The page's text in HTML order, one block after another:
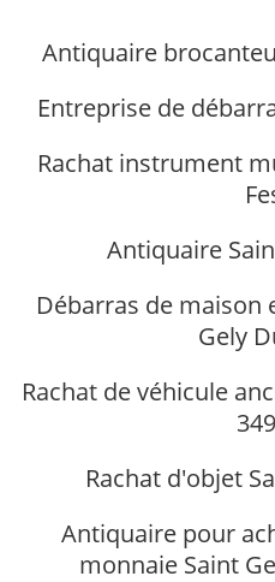
Antiquaire
Entreprise de
Rachat instrument
Antiquaire
Débarras de maison
Gely
Rachat de véhicule
Rachat d'objet
Antiquaire pour
monnaie Saint